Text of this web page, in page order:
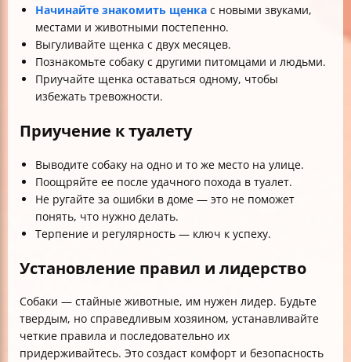
Начинайте знакомить щенка с новыми звуками,
местами и животными постепенно.
Выгуливайте щенка с двух месяцев.
Познакомьте собаку с другими питомцами и людьми.
Приучайте щенка оставаться одному, чтобы
избежать тревожности.
Приучение к туалету
Выводите собаку на одно и то же место на улице.
Поощряйте ее после удачного похода в туалет.
Не ругайте за ошибки в доме — это не поможет
понять, что нужно делать.
Терпение и регулярность — ключ к успеху.
Установление правил и лидерство
Собаки — стайные животные, им нужен лидер. Будьте
твердым, но справедливым хозяином, устанавливайте
четкие правила и последовательно их
придерживайтесь. Это создаст комфорт и безопасность